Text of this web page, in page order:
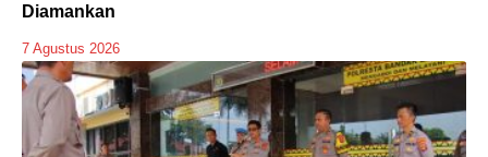
Diamankan
7 Agustus 2026